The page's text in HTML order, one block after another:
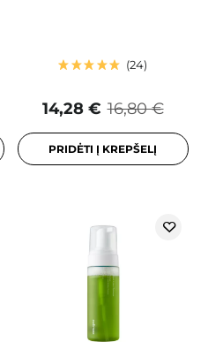
24
16,80 €
14,28 €
PRIDĖTI Į KREPŠELĮ